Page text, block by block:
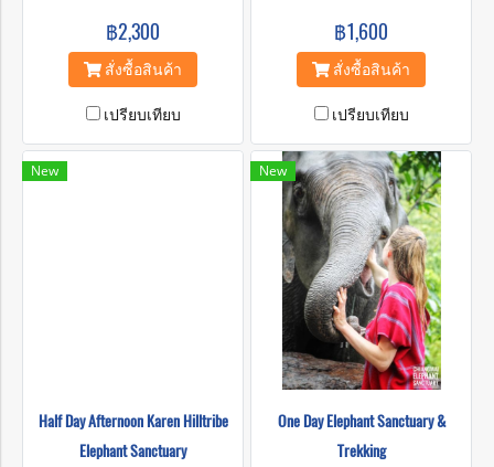
ร้อยปีที่ชาวกะเหรี่ยงอาศัยและ
ทำงานกับช้างในประเทศไทย
เราต้องการแบ่งปันความรักและ
เหล่านี้กับคุณ และในขณะ
เดียวกันก็ช่วยปกป้องสายพันธุ์ที่
ใกล้สูญพันธุ์นี้ ที่ศูนย์อนุรักษ์
ของเรา คุณจะมีโอกาสป้อน
฿2,300
สั่งซื้อสินค้า
เปรียบเทียบ
กะเหรี่ยงอาศัยและทำงานกับ
ช้างในประเทศไทย เราต้องการ
แบ่งปันความรักและความ
คุณ และในขณะเดียวกันก็ช่วย
ปกป้องสายพันธุ์ที่ใกล้สูญพันธุ์นี้
ที่ศูนย์อนุรักษ์ของเรา คุณจะมี
โอกาสป้อนอาหาร อาบน้ำ และ
ทำสปาโคลนเพื่อสุขภาพให้กับ
ช้างที่ได้รับการช่วยเหลือของ
เราในพื้นที่ที่มีธรรมชาติ
สวยงามซึ่งอยู่ห่างจากเมืองเก่า
ทางประวัติศาสตร์ของเชียงใหม่
ไปทางใต้เพียงหนึ่งชั่วโมง
฿1,600
สั่งซื้อสินค้า
เปรียบเทียบ
New
Half Day Afternoon Karen Hilltribe
Elephant Sanctuary
New
One Day Elephant Sanctuary &
Trekking